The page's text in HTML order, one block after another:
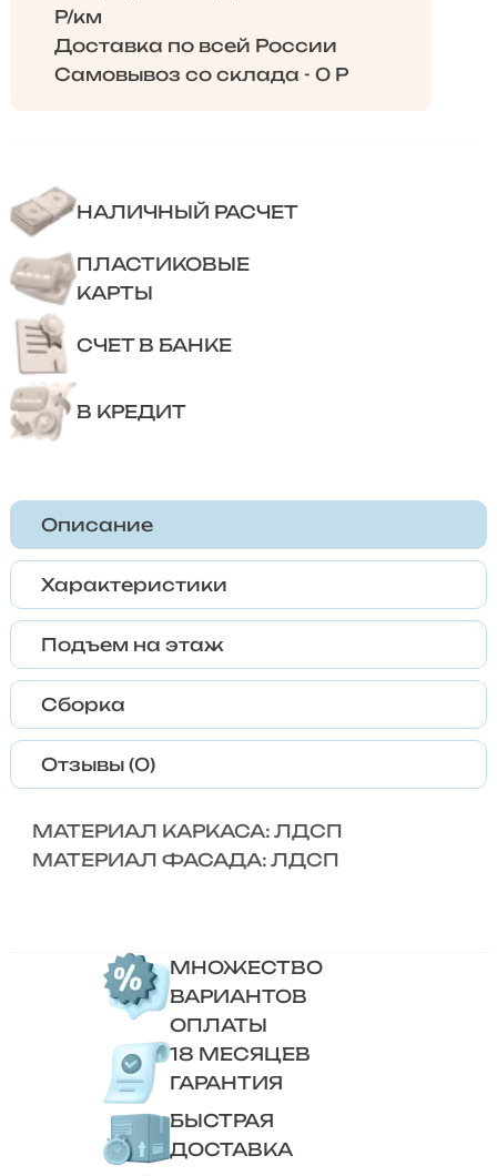
Р/км
Доставка по всей России
Самовывоз со склада - 0 Р
НАЛИЧНЫЙ РАСЧЕТ
ПЛАСТИКОВЫЕ
КАРТЫ
СЧЕТ В БАНКЕ
В КРЕДИТ
Описание
Характеристики
Подъем на этаж
Сборка
Отзывы (0)
МАТЕРИАЛ КАРКАСА: ЛДСП
МАТЕРИАЛ ФАСАДА: ЛДСП
МНОЖЕСТВО
ВАРИАНТОВ
ОПЛАТЫ
18 МЕСЯЦЕВ
ГАРАНТИЯ
БЫСТРАЯ
ДОСТАВКА